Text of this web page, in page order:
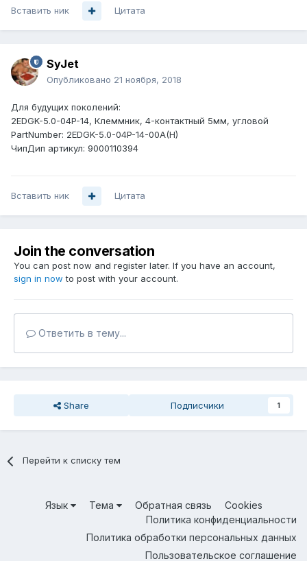
Вставить ник Цитата
SyJet
Опубликовано 21 ноября, 2018
Для будущих поколений:
2EDGK-5.0-04P-14, Клеммник, 4-контактный 5мм, угловой
PartNumber: 2EDGK-5.0-04P-14-00A(H)
ЧипДип артикул: 9000110394
Вставить ник Цитата
Join the conversation
You can post now and register later. If you have an account,
sign in now to post with your account.
Ответить в тему...
Share Подписчики 1
Перейти к списку тем
Язык Тема Обратная связь
Cookies
Политика конфиденциальности
Политика обработки персональных данных
Пользовательское соглашение